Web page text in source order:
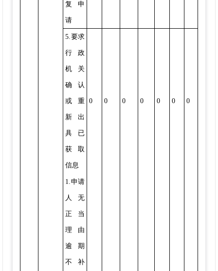
复申
请
5.要求
行政
机关
确认
或重
新出
具已
获取
信息
0 0 0 0 0 0 0
1.申请
人无
正当
理由
逾期
不补